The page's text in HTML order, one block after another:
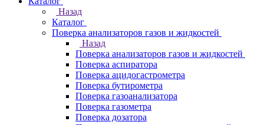
Назад
Каталог
Поверка анализаторов газов и жидкостей
Назад
Поверка анализаторов газов и жидкостей
Поверка аспиратора
Поверка ацидогастрометра
Поверка бутирометра
Поверка газоанализатора
Поверка газометра
Поверка дозатора